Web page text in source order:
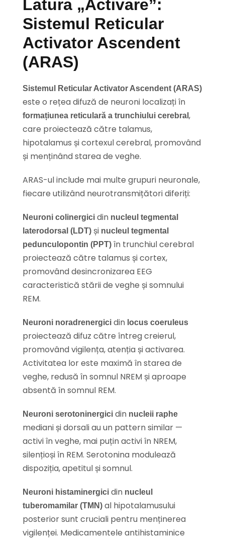
Latura „Activare”:
Sistemul Reticular
Activator Ascendent
(ARAS)
Sistemul Reticular Activator Ascendent (ARAS)
este o rețea difuză de neuroni localizați în
formațiunea reticulară a trunchiului cerebral ,
care proiectează către talamus,
hipotalamus și cortexul cerebral, promovând
și menținând starea de veghe.
ARAS-ul include mai multe grupuri neuronale,
fiecare utilizând neurotransmițători diferiți:
Neuroni colinergici din nucleul tegmental
laterodorsal (LDT) și nucleul tegmental
pedunculopontin (PPT) în trunchiul cerebral
proiectează către talamus și cortex,
promovând desincronizarea EEG
caracteristică stării de veghe și somnului
REM.
Neuroni noradrenergici din locus coeruleus
proiectează difuz către întreg creierul,
promovând vigilența, atenția și activarea.
Activitatea lor este maximă în starea de
veghe, redusă în somnul NREM și aproape
absentă în somnul REM.
Neuroni serotoninergici din nucleii raphe
mediani și dorsali au un pattern similar —
activi în veghe, mai puțin activi în NREM,
silențioși în REM. Serotonina modulează
dispoziția, apetitul și somnul.
Neuroni histaminergici din nucleul
tuberomamilar (TMN) al hipotalamusului
posterior sunt cruciali pentru menținerea
vigilenței. Medicamentele antihistaminice